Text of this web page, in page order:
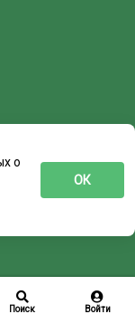
Поиск Войти
о
ОК